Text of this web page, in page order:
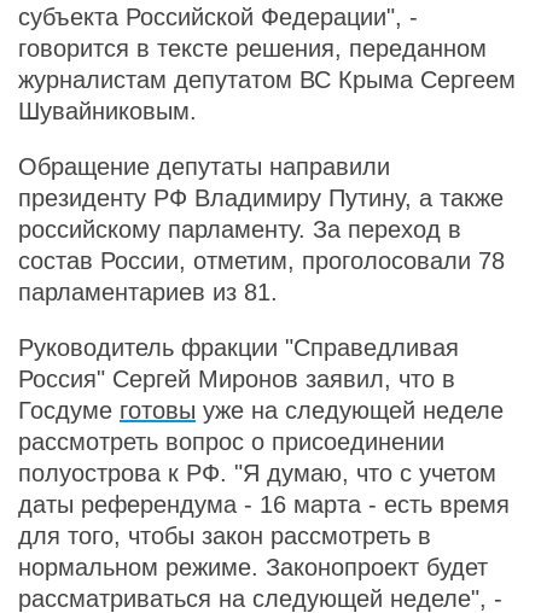
субъекта Российской Федерации", -
говорится в тексте решения, переданном
журналистам депутатом ВС Крыма Сергеем
Шувайниковым.
Обращение депутаты направили
президенту РФ Владимиру Путину, а также
российскому парламенту. За переход в
состав России, отметим, проголосовали 78
парламентариев из 81.
Руководитель фракции "Справедливая
Россия" Сергей Миронов заявил, что в
Госдуме готовы уже на следующей неделе
рассмотреть вопрос о присоединении
полуострова к РФ. "Я думаю, что с учетом
даты референдума - 16 марта - есть время
для того, чтобы закон рассмотреть в
нормальном режиме. Законопроект будет
рассматриваться на следующей неделе", -